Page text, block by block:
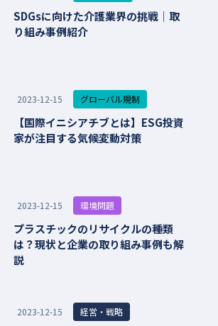
SDGsに向けた介護業界の挑戦｜取
り組み事例紹介
2023-12-15 グローバル規制
【国際イニシアチブとは】ESG投資
家が注目する気候変動対策
2023-12-15 環境問題
プラスチックのリサイクルの種類
は？現状と企業の取り組み事例も解
説
2023-12-15 経営・戦略